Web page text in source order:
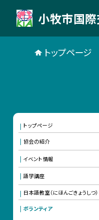
小牧市国
トップページ
トップページ
協会の紹介
イベント情報
語学講座
日本語教室（にほんごきょうしつ）
ボランティア